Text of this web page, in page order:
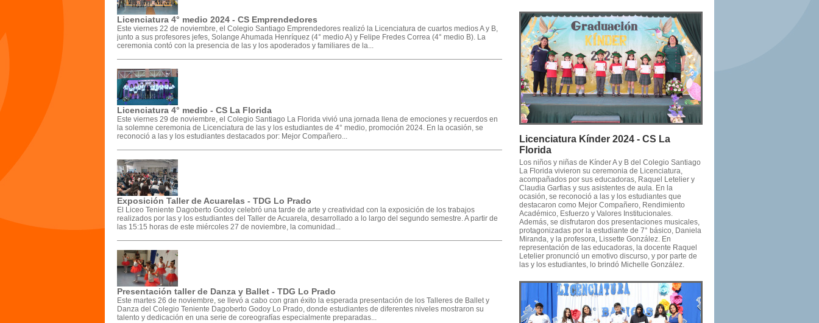
Licenciatura 4° medio 2024 - CS Emprendedores
Este viernes 22 de noviembre, el Colegio Santiago Emprendedores realizó la Licenciatura de cuartos medios A y B,
junto a sus profesores jefes, Solange Ahumada Henríquez (4° medio A) y Felipe Fredes Correa (4° medio B). La
ceremonia contó con la presencia de las y los apoderados y familiares de la...
Licenciatura 4° medio - CS La Florida
Este viernes 29 de noviembre, el Colegio Santiago La Florida vivió una jornada llena de emociones y recuerdos en
la solemne ceremonia de Licenciatura de las y los estudiantes de 4° medio, promoción 2024. En la ocasión, se
reconoció a las y los estudiantes destacados por: Mejor Compañero...
Exposición Taller de Acuarelas - TDG Lo Prado
El Liceo Teniente Dagoberto Godoy celebró una tarde de arte y creatividad con la exposición de los trabajos
realizados por las y los estudiantes del Taller de Acuarela, desarrollado a lo largo del segundo semestre. A partir de
las 15:15 horas de este miércoles 27 de noviembre, la comunidad...
Presentación taller de Danza y Ballet - TDG Lo Prado
Este martes 26 de noviembre, se llevó a cabo con gran éxito la esperada presentación de los Talleres de Ballet y
Danza del Colegio Teniente Dagoberto Godoy Lo Prado, donde estudiantes de diferentes niveles mostraron su
talento y dedicación en una serie de coreografías especialmente preparadas...
Licenciatura Kínder 2024 - CS La
Florida
Los niños y niñas de Kínder A y B del Colegio Santiago
La Florida vivieron su ceremonia de Licenciatura,
acompañados por sus educadoras, Raquel Letelier y
Claudia Garfias y sus asistentes de aula. En la
ocasión, se reconoció a las y los estudiantes que
destacaron como Mejor Compañero, Rendimiento
Académico, Esfuerzo y Valores Institucionales.
Además, se disfrutaron dos presentaciones musicales,
protagonizadas por la estudiante de 7° básico, Daniela
Miranda, y la profesora, Lissette González. En
representación de las educadoras, la docente Raquel
Letelier pronunció un emotivo discurso, y por parte de
las y los estudiantes, lo brindó Michelle González.